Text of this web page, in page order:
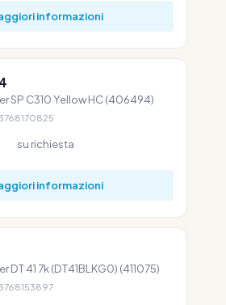
informazioni
SP C310 Yellow HC (406494)
su richiesta
informazioni
DT 41 7k (DT41BLKG0) (411075)